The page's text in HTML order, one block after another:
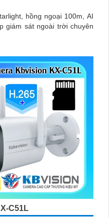
hồng ngoại 100m, AI
giám sát ngoài trời chuyên
C51L